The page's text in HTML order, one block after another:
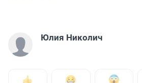
Юлия Николич